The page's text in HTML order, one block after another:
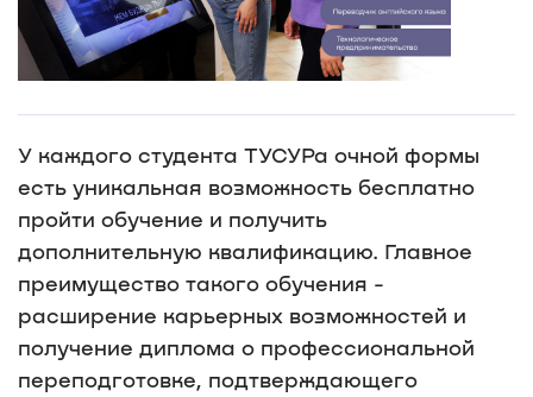
У каждого студента ТУСУРа очной формы
есть уникальная возможность бесплатно
пройти обучение и получить
дополнительную квалификацию. Главное
преимущество такого обучения -
расширение карьерных возможностей и
получение диплома о профессиональной
переподготовке, подтверждающего